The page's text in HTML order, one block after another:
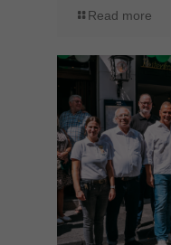
Read more